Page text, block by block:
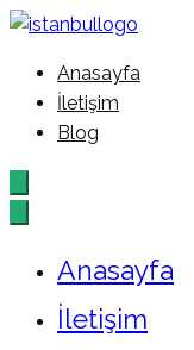
İçeriğe
İstanbul –
Anasayfa
İletişim
Blog
Anasayfa
İletişim